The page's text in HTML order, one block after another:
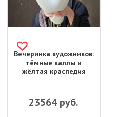
Вечеринка художников:
тёмные каллы и
жёлтая краспедия
23564руб.